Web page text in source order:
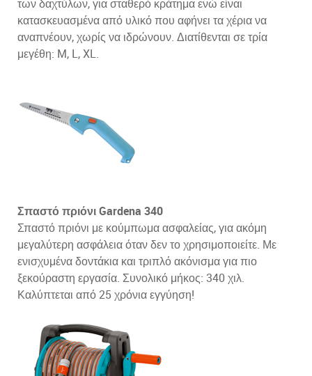
των δαχτύλων, για σταθερό κράτημα ενώ είναι
κατασκευασμένα από υλικό που αφήνει τα χέρια να
αναπνέουν, χωρίς να ιδρώνουν. Διατίθενται σε τρία
μεγέθη: M, L, XL.
Σπαστό πριόνι Gardena 340
Σπαστό πριόνι με κούμπωμα ασφαλείας, για ακόμη
μεγαλύτερη ασφάλεια όταν δεν το χρησιμοποιείτε. Με
ενισχυμένα δοντάκια και τριπλό ακόνισμα για πιο
ξεκούραστη εργασία. Συνολικό μήκος: 340 χιλ.
Καλύπτεται από 25 χρόνια εγγύηση!